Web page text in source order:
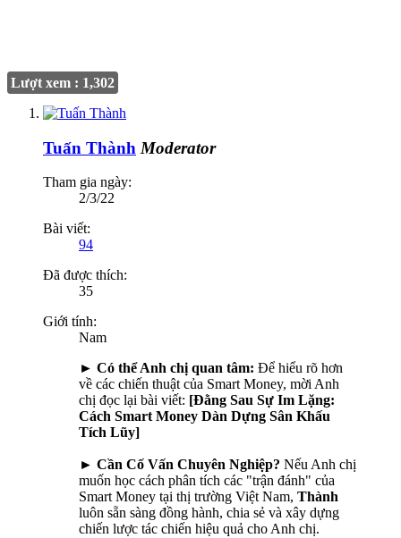
Lượt xem : 1,302
Tuấn Thành Moderator
Tham gia ngày:
2/3/22
Bài viết:
94
Đã được thích:
35
Giới tính:
Nam
► Có thể Anh chị quan tâm: Để hiểu rõ hơn
về các chiến thuật của Smart Money, mời Anh
chị đọc lại bài viết: [Đằng Sau Sự Im Lặng:
Cách Smart Money Dàn Dựng Sân Khấu
Tích Lũy]
► Cần Cố Vấn Chuyên Nghiệp? Nếu Anh chị
muốn học cách phân tích các "trận đánh" của
Smart Money tại thị trường Việt Nam, Thành
luôn sẵn sàng đồng hành, chia sẻ và xây dựng
chiến lược tác chiến hiệu quả cho Anh chị.​